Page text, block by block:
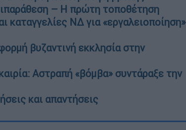
– Η πρώτη τοποθέτηση
καταγγελίες ΝΔ για «εργαλειοποίηση»
βυζαντινή εκκλησία στην
Αστραπή «βόμβα» συντάραξε την
και απαντήσεις